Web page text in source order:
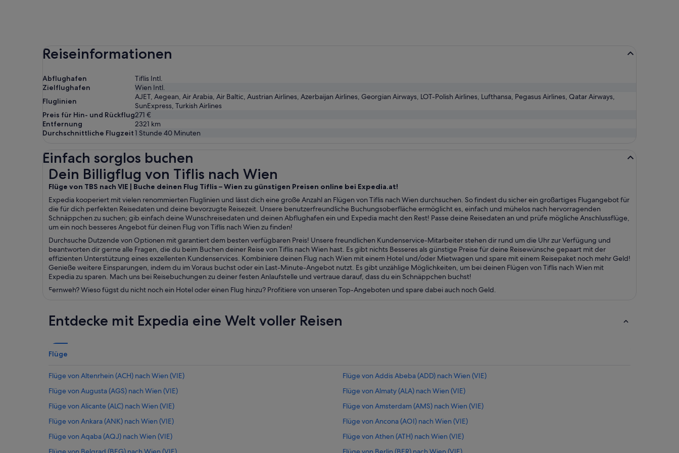
Reiseinformationen
Abflughafen
Tiflis Intl.
Zielflughafen
Wien Intl.
Fluglinien
AJET, Aegean, Air Arabia, Air Baltic, Austrian Airlines, Azerbaijan Airlines, Georgian Airways, LOT-Polish Airlines, Lufthansa, Pegasus Airlines, Qatar Airways,
SunExpress, Turkish Airlines
Preis für Hin- und Rückflug271 €
Entfernung
2321 km
Durchschnittliche Flugzeit1 Stunde 40 Minuten
Einfach sorglos buchen
Dein Billigflug von Tiflis nach Wien
Flüge von TBS nach VIE | Buche deinen Flug Tiflis – Wien zu günstigen Preisen online bei Expedia.at!
Expedia kooperiert mit vielen renommierten Fluglinien und lässt dich eine große Anzahl an Flügen von Tiflis nach Wien durchsuchen. So findest du sicher ein großartiges Flugangebot für
die für dich perfekten Reisedaten und deine bevorzugte Reisezeit. Unsere benutzerfreundliche Buchungsoberfläche ermöglicht es, einfach und mühelos nach hervorragenden
Schnäppchen zu suchen; gib einfach deine Wunschreisedaten und deinen Abflughafen ein und Expedia macht den Rest! Passe deine Reisedaten an und prüfe mögliche Anschlussflüge,
um ein noch besseres Angebot für deinen Flug von Tiflis nach Wien zu finden!
Durchsuche Dutzende von Optionen mit garantiert dem besten verfügbaren Preis! Unsere freundlichen Kundenservice-Mitarbeiter stehen dir rund um die Uhr zur Verfügung und
beantworten dir gerne alle Fragen, die du beim Buchen deiner Reise von Tiflis nach Wien hast. Es gibt nichts Besseres als günstige Preise für deine Reisewünsche gepaart mit der
effizienten Unterstützung eines exzellenten Kundenservices. Kombiniere deinen Flug nach Wien mit einem Hotel und/oder Mietwagen und spare mit einem Reisepaket noch mehr Geld!
Genieße weitere Einsparungen, indem du im Voraus buchst oder ein Last-Minute-Angebot nutzt. Es gibt unzählige Möglichkeiten, um bei deinen Flügen von Tiflis nach Wien mit
Expedia zu sparen. Mach uns bei Reisebuchungen zu deiner festen Anlaufstelle und vertraue darauf, dass du ein Schnäppchen buchst!
Fernweh? Wieso fügst du nicht noch ein Hotel oder einen Flug hinzu? Profitiere von unseren Top-Angeboten und spare dabei auch noch Geld.
Dein Billigflug von Tiflis nach Wien
Entdecke mit Expedia eine Welt voller Reisen
Flüge
Flüge von Altenrhein (ACH) nach Wien (VIE)
Flüge von Addis Abeba (ADD) nach Wien (VIE)
Flüge von Augusta (AGS) nach Wien (VIE)
Flüge von Almaty (ALA) nach Wien (VIE)
Flüge von Alicante (ALC) nach Wien (VIE)
Flüge von Amsterdam (AMS) nach Wien (VIE)
Flüge von Ankara (ANK) nach Wien (VIE)
Flüge von Ancona (AOI) nach Wien (VIE)
Flüge von Aqaba (AQJ) nach Wien (VIE)
Flüge von Athen (ATH) nach Wien (VIE)